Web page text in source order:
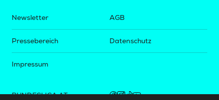
Newsletter
Pressebereich
Impressum
AGB
Datenschutz
BUNDESLIGA.AT